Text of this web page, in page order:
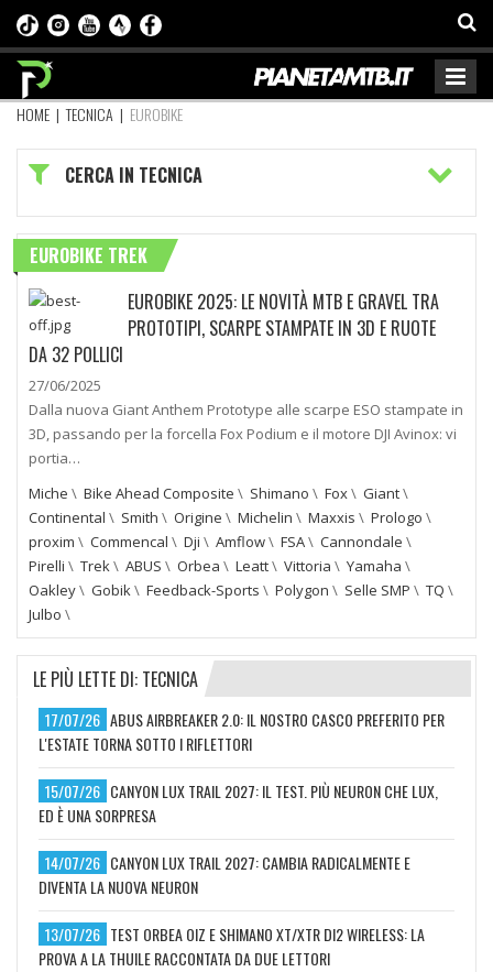
HOME |TECNICA | EUROBIKE
CERCA IN TECNICA
EUROBIKE TREK
EUROBIKE 2025: LE NOVITÀ MTB E GRAVEL TRA
PROTOTIPI, SCARPE STAMPATE IN 3D E RUOTE
DA 32 POLLICI
27/06/2025
Dalla nuova Giant Anthem Prototype alle scarpe ESO stampate in
3D, passando per la forcella Fox Podium e il motore DJI Avinox: vi
portia…
Miche \ Bike Ahead Composite \ Shimano \ Fox\ Giant\
Continental \ Smith \ Origine \ Michelin \ Maxxis \ Prologo \
proxim \ Commencal \ Dji \ Amflow\ FSA\ Cannondale \
Pirelli \ Trek \ ABUS \ Orbea \ Leatt\ Vittoria \ Yamaha \
Oakley\ Gobik \ Feedback-Sports \ Polygon \ Selle SMP \ TQ \
Julbo \
LE PIÙ LETTE DI: TECNICA
17/07/26 ABUS AIRBREAKER 2.0: IL NOSTRO CASCO PREFERITO PER
L'ESTATE TORNA SOTTO I RIFLETTORI
15/07/26 CANYON LUX TRAIL 2027: IL TEST. PIÙ NEURON CHE LUX,
ED È UNA SORPRESA
14/07/26 CANYON LUX TRAIL 2027: CAMBIA RADICALMENTE E
DIVENTA LA NUOVA NEURON
13/07/26 TEST ORBEA OIZ E SHIMANO XT/XTR DI2 WIRELESS: LA
PROVA A LA THUILE RACCONTATA DA DUE LETTORI